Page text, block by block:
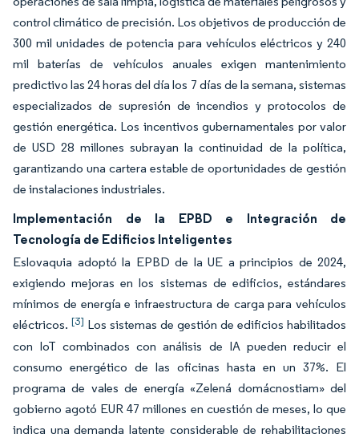
control climático de precisión. Los objetivos de producción de
300 mil unidades de potencia para vehículos eléctricos y 240
mil baterías de vehículos anuales exigen mantenimiento
predictivo las 24 horas del día los 7 días de la semana, sistemas
especializados de supresión de incendios y protocolos de
gestión energética. Los incentivos gubernamentales por valor
de USD 28 millones subrayan la continuidad de la política,
garantizando una cartera estable de oportunidades de gestión
de instalaciones industriales.
Implementación de la EPBD e Integración de
Tecnología de Edificios Inteligentes
Eslovaquia adoptó la EPBD de la UE a principios de 2024,
exigiendo mejoras en los sistemas de edificios, estándares
mínimos de energía e infraestructura de carga para vehículos
eléctricos. [3] Los sistemas de gestión de edificios habilitados
con IoT combinados con análisis de IA pueden reducir el
consumo energético de las oficinas hasta en un 37%. El
programa de vales de energía «Zelená domácnostiam» del
gobierno agotó EUR 47 millones en cuestión de meses, lo que
indica una demanda latente considerable de rehabilitaciones